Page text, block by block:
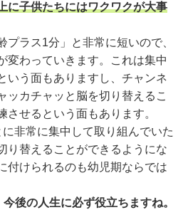
に子供たちにはワクワクが大事
ラス1分」と非常に短いので、
変わっていきます。これは集中
いう面もありますし、チャンネ
ッカチャッと脳を切り替えるこ
させるという面もあります。
非常に集中して取り組んでいた
り替えることができるようにな
付けられるのも幼児期ならでは
後の人生に必ず役立ちますね。